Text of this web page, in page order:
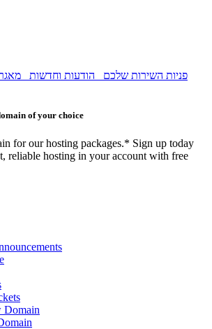
פניות השירות שלכם הודעות וחדשות
of your choice
for our hosting packages.* Sign up today
reliable hosting in your account with free
Domain